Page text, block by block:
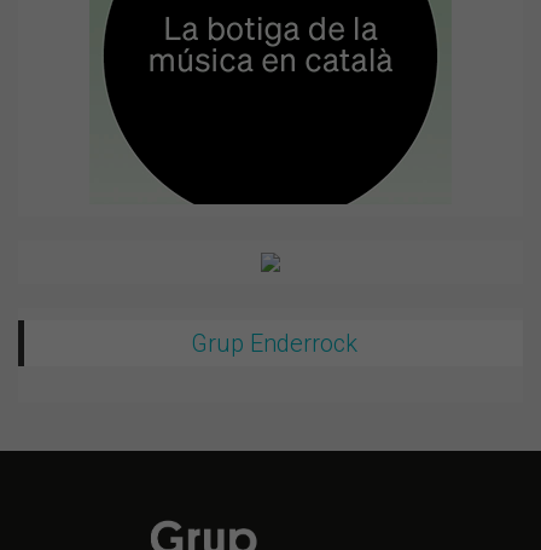
Grup Enderrock